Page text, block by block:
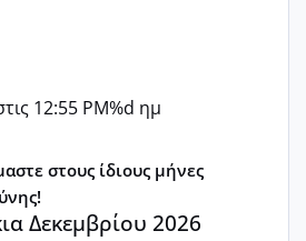
12:55 PM%d ημ
στους ίδιους μήνες
Δεκεμβρίου 2026